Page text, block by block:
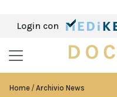
Login con
Home Archivio News